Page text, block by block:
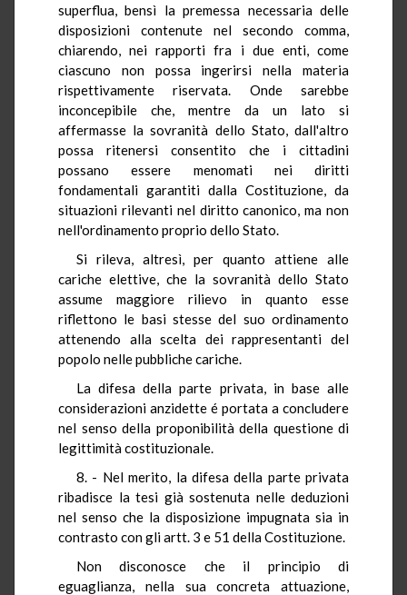
superflua, bensì la premessa necessaria delle
disposizioni contenute nel secondo comma,
chiarendo, nei rapporti fra i due enti, come
ciascuno non possa ingerirsi nella materia
rispettivamente riservata. Onde sarebbe
inconcepibile che, mentre da un lato si
affermasse la sovranità dello Stato, dall'altro
possa ritenersi consentito che i cittadini
possano essere menomati nei diritti
fondamentali garantiti dalla Costituzione, da
situazioni rilevanti nel diritto canonico, ma non
nell'ordinamento proprio dello Stato.
Si rileva, altresì, per quanto attiene alle
cariche elettive, che la sovranità dello Stato
assume maggiore rilievo in quanto esse
riflettono le basi stesse del suo ordinamento
attenendo alla scelta dei rappresentanti del
popolo nelle pubbliche cariche.
La difesa della parte privata, in base alle
considerazioni anzidette é portata a concludere
nel senso della proponibilità della questione di
legittimità costituzionale.
8. - Nel merito, la difesa della parte privata
ribadisce la tesi già sostenuta nelle deduzioni
nel senso che la disposizione impugnata sia in
contrasto con gli artt. 3 e 51 della Costituzione.
Non disconosce che il principio di
eguaglianza, nella sua concreta attuazione,